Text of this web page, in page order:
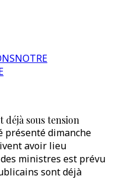
NOTRE
déjà sous tension
présenté dimanche
avoir lieu
ministres est prévu
sont déjà